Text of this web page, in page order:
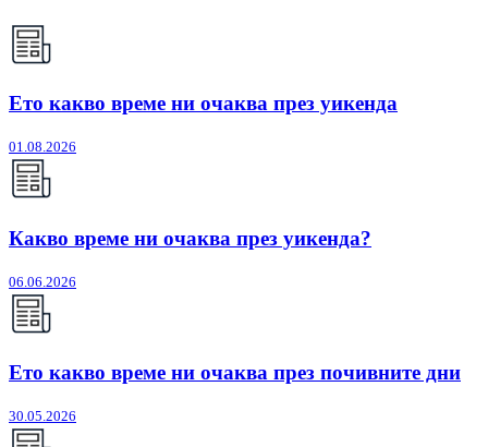
Ето какво време ни очаква през уикенда
01.08.2026
Какво време ни очаква през уикенда?
06.06.2026
Ето какво време ни очаква през почивните дни
30.05.2026